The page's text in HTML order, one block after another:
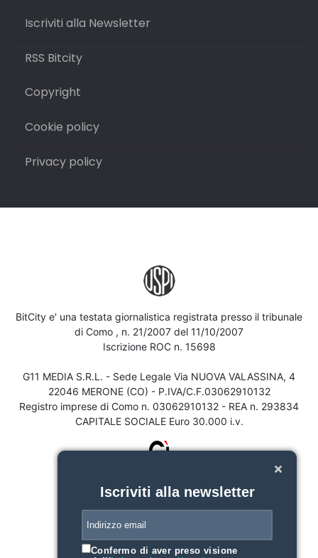
Iscriviti alla Newsletter
RSS Bitcity
Copyright
Cookie policy
Privacy policy
BitCity e' una testata giornalistica registrata presso il tribunale
di Como , n. 21/2007 del 11/10/2007
Iscrizione ROC n. 15698
G11 MEDIA S.R.L. - Sede Legale Via NUOVA VALASSINA, 4
22046 MERONE (CO) - P.IVA/C.F.03062910132
Registro imprese di Como n. 03062910132 - REA n. 293834
CAPITALE SOCIALE Euro 30.000 i.v.
Iscriviti alla newsletter
Confermo di aver preso visione